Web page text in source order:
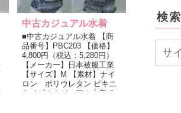
中古カジュアル水着
■中古カジュアル水着 【商
品番号】PBC203 【価格】
4,800円（税込：5,280円）
【メーカー】日本被服工業
【サイズ】M 【素材】ナイ
ロン ポリウレタン ビキニ
タイプのカジュアル水着で
検索